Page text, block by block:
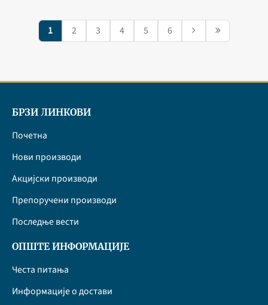
1 2 3 4 5 6
БРЗИ ЛИНКОВИ
Почетна
Нови производи
Акцијски производи
Препоручени производи
Последње вести
ОПШТЕ ИНФОРМАЦИЈЕ
Честа питања
Информације о достави